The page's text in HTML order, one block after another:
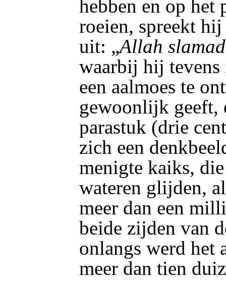
hebben en op het
roeien, spreekt
uit: „Allah
waarbij hij
een aalmoes te
gewoonlijk geeft,
parastuk (drie
zich een
menigte kaiks,
wateren glijden,
meer dan een
beide zijden van
onlangs werd het
meer dan tien